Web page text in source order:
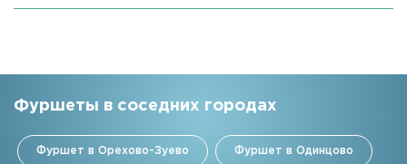
Фуршеты в соседних городах
Фуршет в Орехово-Зуево Фуршет в Одинцово